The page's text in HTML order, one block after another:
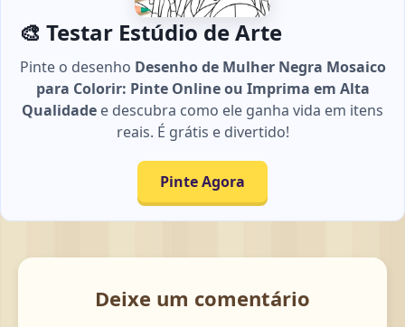
🎨 Testar Estúdio de Arte
Pinte o desenho Desenho de Mulher Negra Mosaico
para Colorir: Pinte Online ou Imprima em Alta
Qualidade e descubra como ele ganha vida em itens
reais. É grátis e divertido!
Pinte Agora
Deixe um comentário